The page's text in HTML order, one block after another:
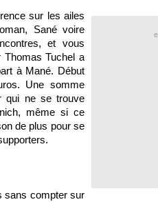
sur les ailes
Sané voire
et vous
Thomas Tuchel a
à Mané. Début
Une somme
qui ne se trouve
même si ce
de plus pour se
sans compter sur